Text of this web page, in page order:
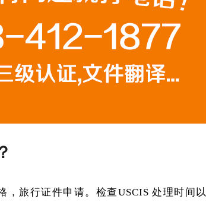
旅行证件申请。检查USCIS 处理时间以